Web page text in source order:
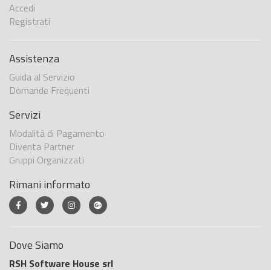
Accedi
Registrati
Assistenza
Guida al Servizio
Domande Frequenti
Servizi
Modalità di Pagamento
Diventa Partner
Gruppi Organizzati
Rimani informato
Dove Siamo
RSH Software House srl